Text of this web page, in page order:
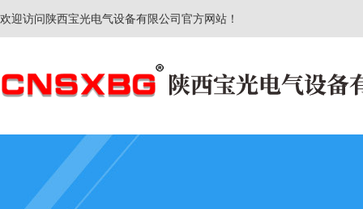
欢迎访问陕西宝光电气设备有限公司官方网站！